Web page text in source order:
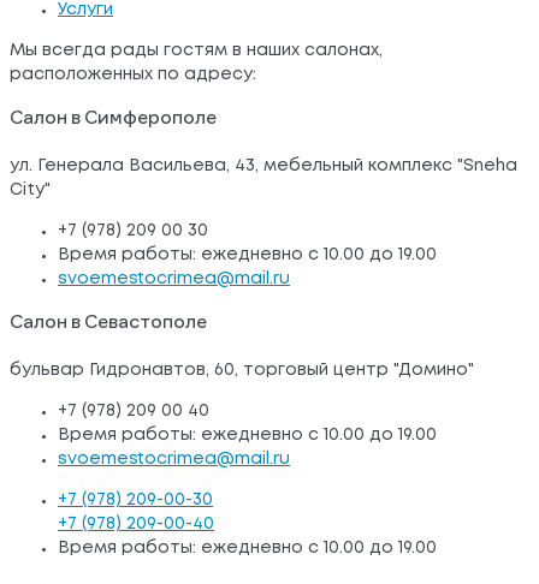
Услуги
Мы всегда рады гостям в наших салонах,
расположенных по адресу:
Салон в Симферополе
ул. Генерала Васильева, 43, мебельный комплекс "Sneha
City"
+7 (978) 209 00 30
Время работы: ежедневно с 10.00 до 19.00
svoemestocrimea@mail.ru
Салон в Севастополе
бульвар Гидронавтов, 60, торговый центр "Домино"
+7 (978) 209 00 40
Время работы: ежедневно с 10.00 до 19.00
svoemestocrimea@mail.ru
+7 (978) 209-00-30
+7 (978) 209-00-40
Время работы: ежедневно с 10.00 до 19.00